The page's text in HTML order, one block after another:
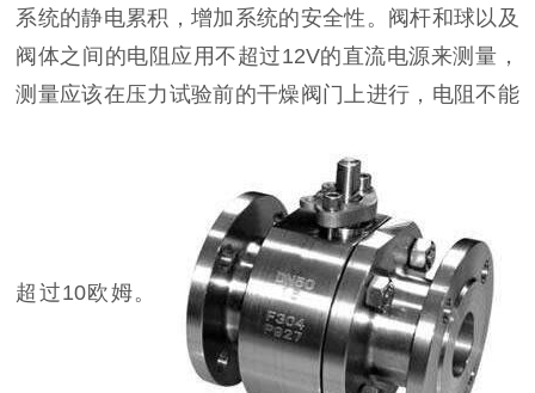
系统的静电累积，增加系统的安全性。阀杆和球以及
阀体之间的电阻应用不超过12V的直流电源来测量，
测量应该在压力试验前的干燥阀门上进行，电阻不能
超过10欧姆。